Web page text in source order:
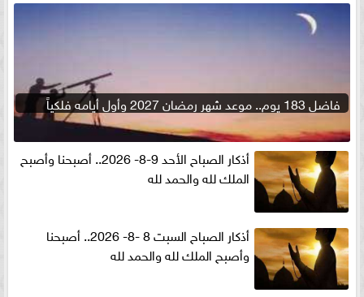
فاضل 183 يوم.. موعد شهر رمضان 2027 وأول أيامه فلكياً
أذكار الصباح الأحد 9-8- 2026.. أصبحنا وأصبح
الملك لله والحمد لله
أذكار الصباح السبت 8 -8- 2026.. أصبحنا
وأصبح الملك لله والحمد لله